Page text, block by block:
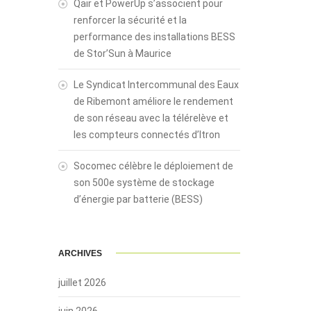
Qair et PowerUp s’associent pour
renforcer la sécurité et la
performance des installations BESS
de Stor’Sun à Maurice
Le Syndicat Intercommunal des Eaux
de Ribemont améliore le rendement
de son réseau avec la télérelève et
les compteurs connectés d’Itron
Socomec célèbre le déploiement de
son 500e système de stockage
d’énergie par batterie (BESS)
ARCHIVES
juillet 2026